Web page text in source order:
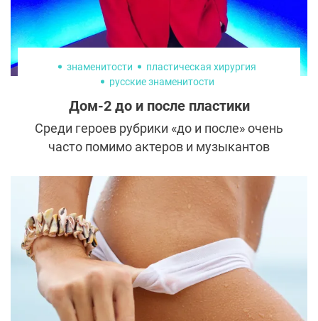
знаменитости
пластическая хирургия
русские знаменитости
Дом-2 до и после пластики
Среди героев рубрики «до и после» очень
часто помимо актеров и музыкантов
реалити-шоу «Дом-2». Они с завидной
регулярностью увеличивают грудь,
исправляют носы и черты лица с помощью
объемной контурной пластики. У зрителей
же такие трансформации вызывают
вполне резонный вопрос — зачем?
Недавно ведущая телепроекта Ксения
Бородина дала ответ на этот вопрос.